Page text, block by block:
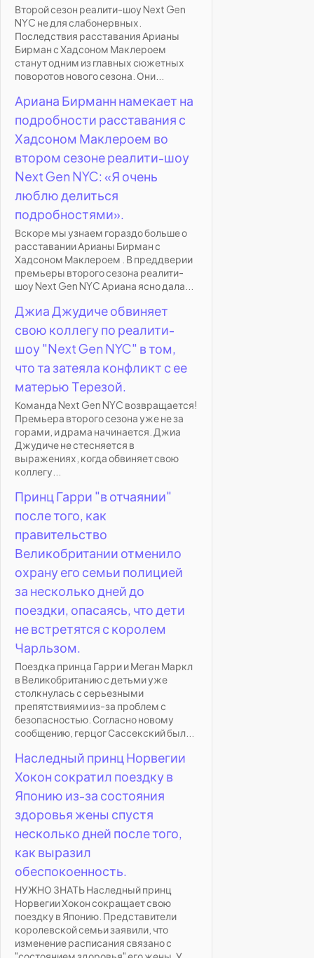
Второй сезон реалити-шоу Next Gen
NYC не для слабонервных.
Последствия расставания Арианы
Бирман с Хадсоном Маклероем
станут одним из главных сюжетных
поворотов нового сезона. Они...
Ариана Бирманн намекает на
подробности расставания с
Хадсоном Маклероем во
втором сезоне реалити-шоу
Next Gen NYC: «Я очень
люблю делиться
подробностями».
Вскоре мы узнаем гораздо больше о
расставании Арианы Бирман с
Хадсоном Маклероем . В преддверии
премьеры второго сезона реалити-
шоу Next Gen NYC Ариана ясно дала...
Джиа Джудиче обвиняет
свою коллегу по реалити-
шоу "Next Gen NYC" в том,
что та затеяла конфликт с ее
матерью Терезой.
Команда Next Gen NYC возвращается!
Премьера второго сезона уже не за
горами, и драма начинается. Джиа
Джудиче не стесняется в
выражениях, когда обвиняет свою
коллегу...
Принц Гарри "в отчаянии"
после того, как
правительство
Великобритании отменило
охрану его семьи полицией
за несколько дней до
поездки, опасаясь, что дети
не встретятся с королем
Чарльзом.
Поездка принца Гарри и Меган Маркл
в Великобританию с детьми уже
столкнулась с серьезными
препятствиями из-за проблем с
безопасностью. Согласно новому
сообщению, герцог Сассекский был...
Наследный принц Норвегии
Хокон сократил поездку в
Японию из-за состояния
здоровья жены спустя
несколько дней после того,
как выразил
обеспокоенность.
НУЖНО ЗНАТЬ Наследный принц
Норвегии Хокон сокращает свою
поездку в Японию. Представители
королевской семьи заявили, что
изменение расписания связано с